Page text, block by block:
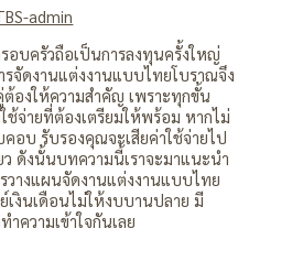
admin
อบครัวถือเป็นการลงทุนครั้งใหญ่
รจัดงานแต่งงานแบบไทยโบราณจึง
องให้ความสำคัญ เพราะทุกขั้น
ช้จ่ายที่ต้องเตรียมให้พร้อม หากไม่
อบ รับรองคุณจะเสียค่าใช้จ่ายไป
ว ดังนั้นบทความนี้เราจะมาแนะนำ
วางแผนจัดงานแต่งงานแบบไทย
งินเดือนไม่ให้งบบานปลาย มี
ำความเข้าใจกันเลย